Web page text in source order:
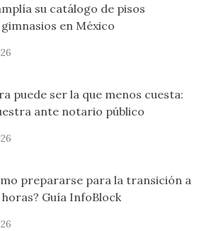
su catálogo de pisos
en México
puede ser la que menos cuesta:
ante notario público
prepararse para la transición a
Guía InfoBlock